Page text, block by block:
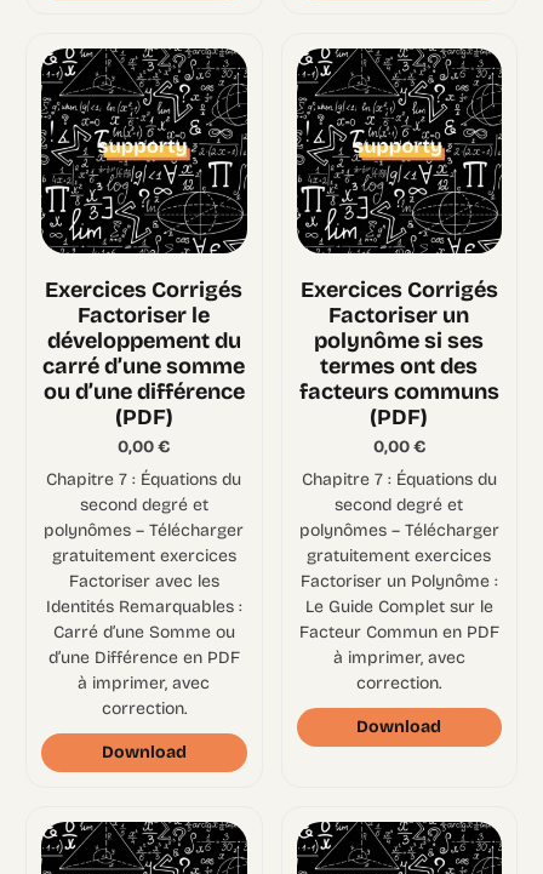
Exercices Corrigés
Factoriser le
développement du
carré d’une somme
ou d’une différence
(PDF)
0,00€
Chapitre 7 : Équations du
second degré et
polynômes – Télécharger
gratuitement exercices
Factoriser avec les
Identités Remarquables :
Carré d’une Somme ou
d’une Différence en PDF
à imprimer, avec
correction.
Download
Exercices Corrigés
Factoriser un
polynôme si ses
termes ont des
facteurs communs
(PDF)
0,00€
Chapitre 7 : Équations du
second degré et
polynômes – Télécharger
gratuitement exercices
Factoriser un Polynôme :
Le Guide Complet sur le
Facteur Commun en PDF
à imprimer, avec
correction.
Download